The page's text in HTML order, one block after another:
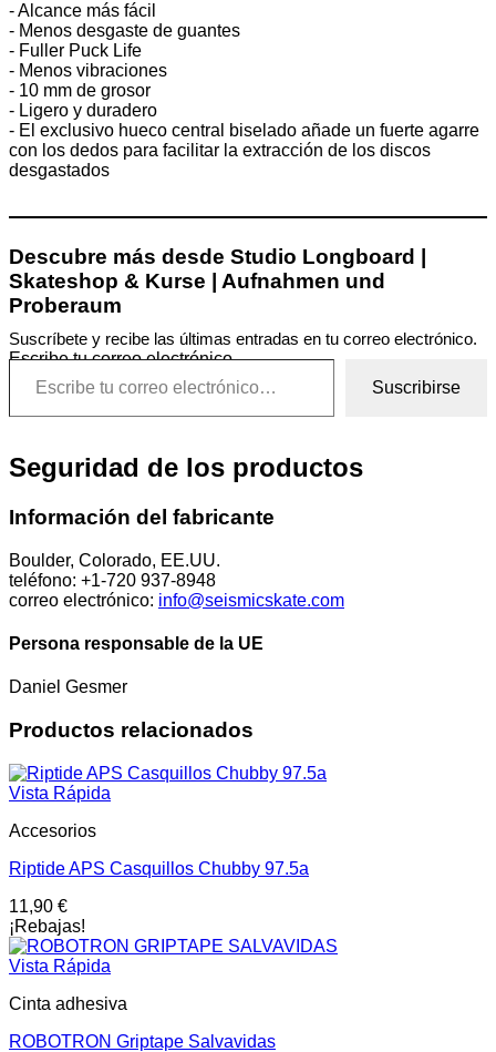
- Alcance más fácil
- Menos desgaste de guantes
- Fuller Puck Life
- Menos vibraciones
- 10 mm de grosor
- Ligero y duradero
- El exclusivo hueco central biselado añade un fuerte agarre
con los dedos para facilitar la extracción de los discos
desgastados
Descubre más desde Studio Longboard |
Skateshop & Kurse | Aufnahmen und
Proberaum
Suscríbete y recibe las últimas entradas en tu correo electrónico.
Escribe tu correo electrónico…
Suscribirse
Seguridad de los productos
Información del fabricante
Boulder, Colorado, EE.UU.
teléfono: +1-720 937-8948
correo electrónico: info@seismicskate.com
Persona responsable de la UE
Daniel Gesmer
Productos relacionados
Vista Rápida
Accesorios
Riptide APS Casquillos Chubby 97.5a
11,90 €
¡Rebajas!
Vista Rápida
Cinta adhesiva
ROBOTRON Griptape Salvavidas